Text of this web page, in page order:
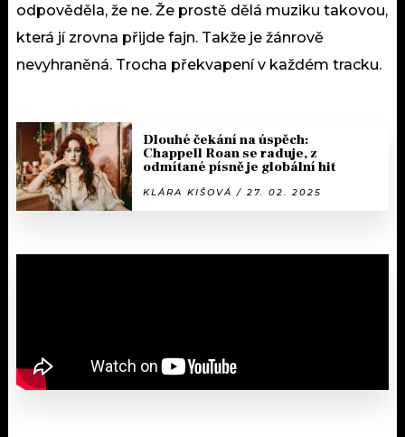
odpověděla, že ne. Že prostě dělá muziku takovou,
která jí zrovna přijde fajn. Takže je žánrově
nevyhraněná. Trocha překvapení v každém tracku.
Dlouhé čekání na úspěch:
Chappell Roan se raduje, z
odmítané písně je globální hit
KLÁRA KIŠOVÁ / 27. 02. 2025